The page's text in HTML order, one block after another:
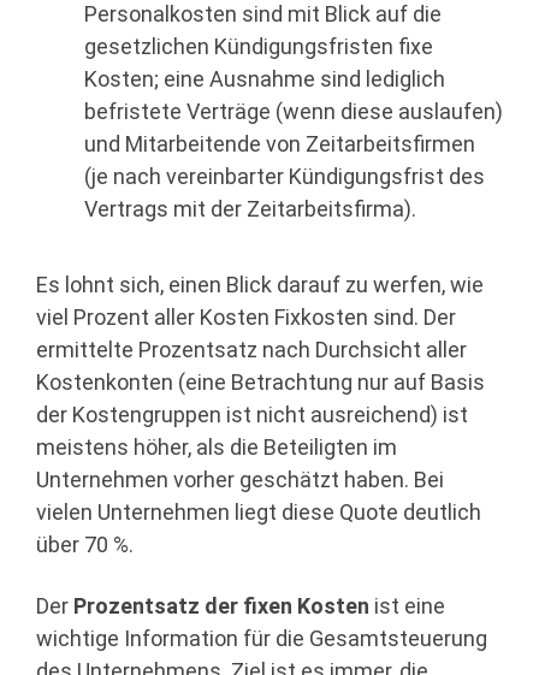
Personalkosten sind mit Blick auf die
gesetzlichen Kündigungsfristen fixe
Kosten; eine Ausnahme sind lediglich
befristete Verträge (wenn diese auslaufen)
und Mitarbeitende von Zeitarbeitsfirmen
(je nach vereinbarter Kündigungsfrist des
Vertrags mit der Zeitarbeitsfirma).
Es lohnt sich, einen Blick darauf zu werfen, wie
viel Prozent aller Kosten Fixkosten sind. Der
ermittelte Prozentsatz nach Durchsicht aller
Kostenkonten (eine Betrachtung nur auf Basis
der Kostengruppen ist nicht ausreichend) ist
meistens höher, als die Beteiligten im
Unternehmen vorher geschätzt haben. Bei
vielen Unternehmen liegt diese Quote deutlich
über 70 %.
Der Prozentsatz der fixen Kosten ist eine
wichtige Information für die Gesamtsteuerung